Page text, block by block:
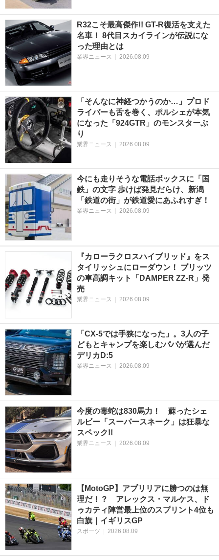
R32こそ最高傑作!! GT-R復活を支えた
名車！ 8代目スカイラインが伝説にな
った理由とは
業界ニュース | 2026.08.09
「そんなに神経つかうのか…」プロド
ライバーも舌を巻く、ポルシェが本気
になった「924GTR」のモンスターぶ
り
業界ニュース 2026.08.09
今にも走りそうな電話ボックスに「国
鉄」の文字 歩けば発見だらけ、新潟
「鉄道の街」が鉄道愛にあふれすぎ！
業界ニュース 2026.08.09
『カローラクロスハイブリッド』をス
タイリッシュにローダウン！ ブリッツ
の車高調キット「DAMPER ZZ-R」発
売
業界ニュース 2026.08.09
「CX-5では手狭になった」。3人の子
どもとキャンプを楽しむパパが選んだ
デリカD:5
業界ニュース 2026.08.09
今度の毒蛇は830馬力！ 蘇ったシェ
ルビー「スーパースネーク」は狂暴な
スペック!!
業界ニュース 2026.08.09
【MotoGP】アプリリアに勝つのは無
理だ！？ アレックス・マルケス、ド
ゥカティ陣営最上位のスプリント4位も
白旗｜イギリスGP
スポーツ 2026.08.09